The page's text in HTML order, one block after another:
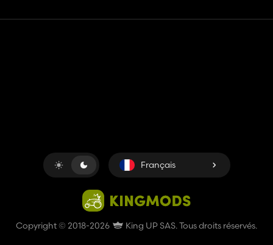
Copyright © 2018-2026 King UP SAS. Tous droits réservés.
Français